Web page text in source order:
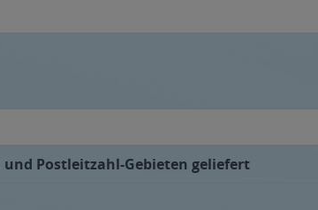
Postleitzahl-Gebieten geliefert